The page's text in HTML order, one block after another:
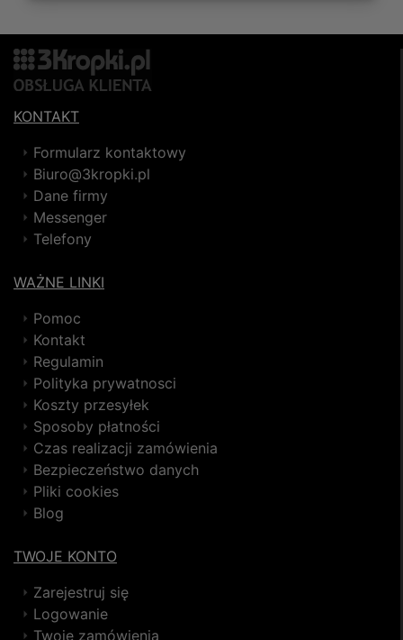
KONTAKT
Formularz kontaktowy
Biuro@3kropki.pl
Dane firmy
Messenger
Telefony
WAŻNE LINKI
Pomoc
Kontakt
Regulamin
Polityka prywatnosci
Koszty przesyłek
Sposoby płatności
Czas realizacji zamówienia
Bezpieczeństwo danych
Pliki cookies
Blog
TWOJE KONTO
Zarejestruj się
Logowanie
Twoje zamówienia